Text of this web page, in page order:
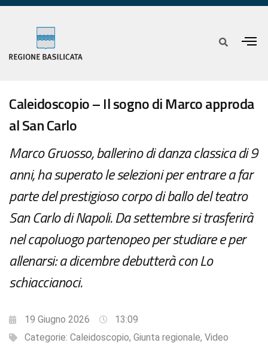
Caleidoscopio – Il sogno di Marco approda
al San Carlo
Marco Gruosso, ballerino di danza classica di 9
anni, ha superato le selezioni per entrare a far
parte del prestigioso corpo di ballo del teatro
San Carlo di Napoli. Da settembre si trasferirà
nel capoluogo partenopeo per studiare e per
allenarsi: a dicembre debutterà con Lo
schiaccianoci.
19 Giugno 2026
13:09
Categorie: Caleidoscopio, Giunta regionale, Video